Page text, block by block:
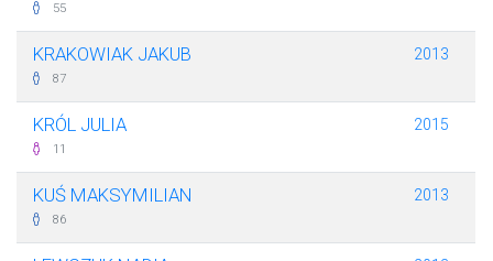
55
KRAKOWIAK JAKUB
87
2013
KRÓL JULIA
11
2015
KUŚ MAKSYMILIAN
86
2013